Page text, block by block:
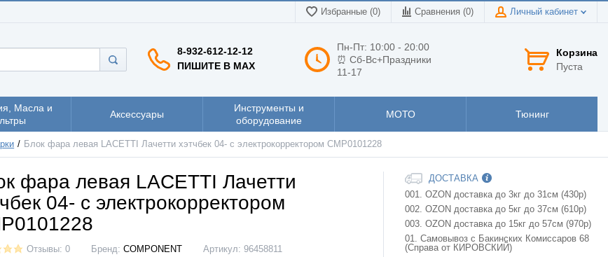
Избранные (0) Сравнения (0) Личный кабинет
8-932-612-12-12
ПИШИТЕ В MAX
Пн-Пт: 10:00 - 20:00
⏰ Сб-Вс+Праздники
11-17
Корзина
Пуста
Масла и
Аксессуары
Инструменты и
оборудование
МОТО Тюнинг
Блок фара левая LACETTI Лачетти хэтчбек 04- с электрокорректором CMP0101228
фара левая LACETTI Лачетти
04- с электрокорректором
Отзывы: 0 Бренд: COMPONENT Артикул: 96458811
ДОСТАВКА
001. OZON доставка до 3кг до 31см (430р)
002. OZON доставка до 5кг до 37см (610р)
003. OZON доставка до 15кг до 57см (970р)
01. Самовывоз с Бакинских Комиссаров 68
(Справа от КИРОВСКИЙ)